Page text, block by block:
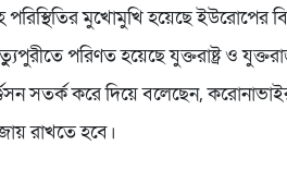
পরিস্থিতির মুখোমুখি হয়েছে ইউরোপের
পরিণত হয়েছে যুক্তরাষ্ট্র ও
সতর্ক করে দিয়ে বলেছেন,
রাখতে হবে।